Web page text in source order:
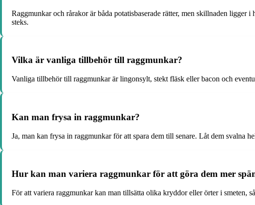
Raggmunkar och rårakor är båda potatisbaserade rätter, men skillnaden ligger
steks.
Vilka är vanliga tillbehör till raggmunkar?
Vanliga tillbehör till raggmunkar är lingonsylt, stekt fläsk eller bacon och
Kan man frysa in raggmunkar?
Ja, man kan frysa in raggmunkar för att spara dem till senare. Låt dem svalna
Hur kan man variera raggmunkar för att göra dem mer
För att variera raggmunkar kan man tillsätta olika kryddor eller örter i smeten,